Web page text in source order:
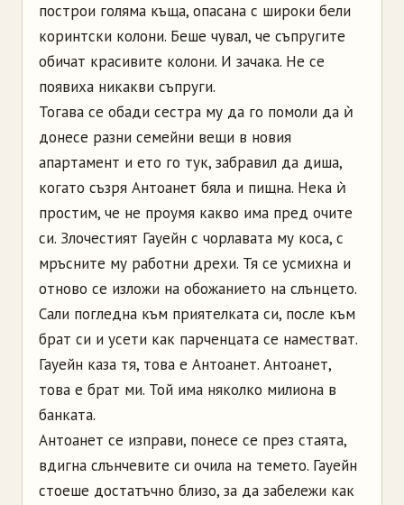
построи голяма къща, опасана с широки бели
коринтски колони. Беше чувал, че съпругите
обичат красивите колони. И зачака. Не се
появиха никакви съпруги.
Тогава се обади сестра му да го помоли да ѝ
донесе разни семейни вещи в новия
апартамент и ето го тук, забравил да диша,
когато съзря Антоанет бяла и пищна. Нека ѝ
простим, че не проумя какво има пред очите
си. Злочестият Гауейн с чорлавата му коса, с
мръсните му работни дрехи. Тя се усмихна и
отново се изложи на обожанието на слънцето.
Сали погледна към приятелката си, после към
брат си и усети как парченцата се наместват.
Гауейн каза тя, това е Антоанет. Антоанет,
това е брат ми. Той има няколко милиона в
банката.
Антоанет се изправи, понесе се през стаята,
вдигна слънчевите си очила на темето. Гауейн
стоеше достатъчно близо, за да забележи как